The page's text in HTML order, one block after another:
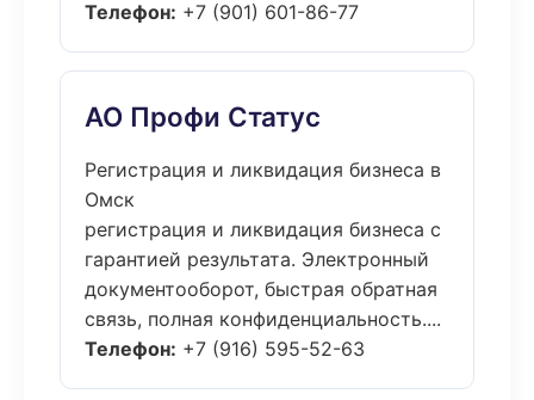
Телефон: +7 (901) 601-86-77
АО Профи Статус
Регистрация и ликвидация бизнеса в
Омск
регистрация и ликвидация бизнеса с
гарантией результата. Электронный
документооборот, быстрая обратная
связь, полная конфиденциальность....
Телефон: +7 (916) 595-52-63